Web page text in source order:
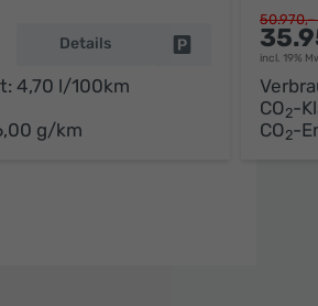
Details Fahrzeug parken
4,70 l/100km
g/km
incl. 19%
CO2-
CO2-